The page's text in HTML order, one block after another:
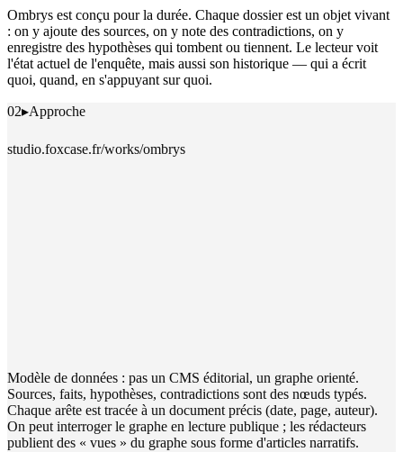
Ombrys est conçu pour la durée. Chaque dossier est un objet vivant
: on y ajoute des sources, on y note des contradictions, on y
enregistre des hypothèses qui tombent ou tiennent. Le lecteur voit
l'état actuel de l'enquête, mais aussi son historique — qui a écrit
quoi, quand, en s'appuyant sur quoi.
02▸Approche
studio.foxcase.fr/works/ombrys
Modèle de données : pas un CMS éditorial, un graphe orienté.
Sources, faits, hypothèses, contradictions sont des nœuds typés.
Chaque arête est tracée à un document précis (date, page, auteur).
On peut interroger le graphe en lecture publique ; les rédacteurs
publient des « vues » du graphe sous forme d'articles narratifs.